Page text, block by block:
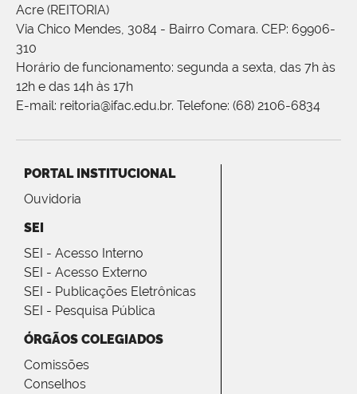
Acre (REITORIA)
Via Chico Mendes, 3084 - Bairro Comara. CEP: 69906-
310
Horário de funcionamento: segunda a sexta, das 7h às
12h e das 14h às 17h
E-mail: reitoria@ifac.edu.br. Telefone: (68) 2106-6834
PORTAL INSTITUCIONAL
Ouvidoria
SEI
SEI - Acesso Interno
SEI - Acesso Externo
SEI - Publicações Eletrônicas
SEI - Pesquisa Pública
ÓRGÃOS COLEGIADOS
Comissões
Conselhos